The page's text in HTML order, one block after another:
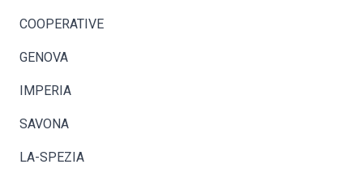
COOPERATIVE
GENOVA
IMPERIA
SAVONA
LA-SPEZIA